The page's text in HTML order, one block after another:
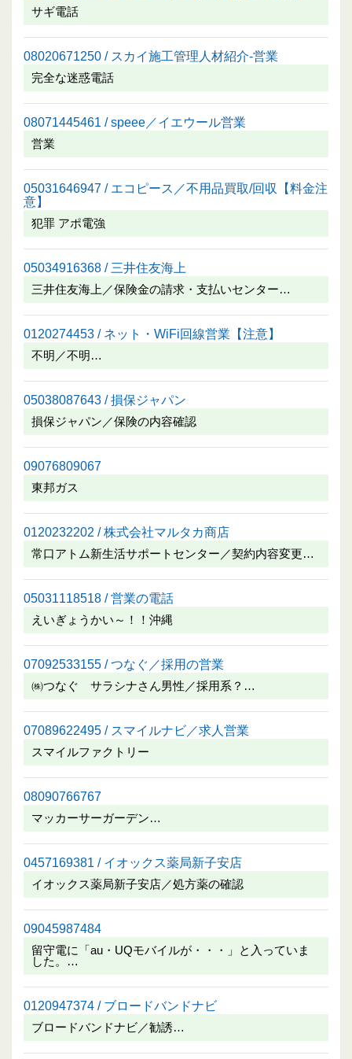
サギ電話
08020671250 / スカイ施工管理人材紹介-営業
完全な迷惑電話
08071445461 / speee／イエウール営業
営業
05031646947 / エコピース／不用品買取/回収【料金注
意】
犯罪 アポ電強
05034916368 / 三井住友海上
三井住友海上／保険金の請求・支払いセンター…
0120274453 / ネット・WiFi回線営業【注意】
不明／不明…
05038087643 / 損保ジャパン
損保ジャパン／保険の内容確認
09076809067
東邦ガス
0120232202 / 株式会社マルタカ商店
常口アトム新生活サポートセンター／契約内容変更…
05031118518 / 営業の電話
えいぎょうかい～！！沖縄
07092533155 / つなぐ／採用の営業
㈱つなぐ サラシナさん男性／採用系？…
07089622495 / スマイルナビ／求人営業
スマイルファクトリー
08090766767
マッカーサーガーデン…
0457169381 / イオックス薬局新子安店
イオックス薬局新子安店／処方薬の確認
09045987484
留守電に「au・UQモバイルが・・・」と入っていま
した。…
0120947374 / ブロードバンドナビ
ブロードバンドナビ／勧誘…